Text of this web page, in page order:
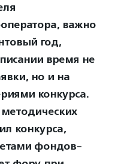
важно
год,
время не
но и на
конкурса.
конкурса,
фондов-